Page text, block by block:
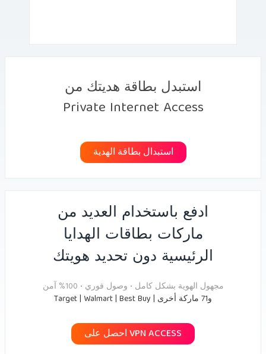
استبدل بطاقة هديتك من
Private Internet Access
استبدال بطاقة الهدية
ادفع باستخدام العديد من
ماركات بطاقات الهدايا
الرئيسية دون تحديد هويتك
مجهول الهوية بشكل كامل • وصول فوري • 100% آمن
Target | Walmart | Best Buy | و71 ماركة أخرى
احصل على VPN ACCESS